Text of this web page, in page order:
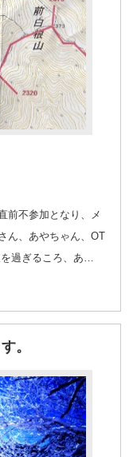
前不参加となり、メ
ん、あやちゃん、OT
過ぎるころ、あ…
。